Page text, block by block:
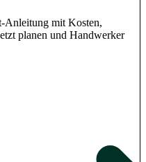
Anleitung mit Kosten,
planen und Handwerker